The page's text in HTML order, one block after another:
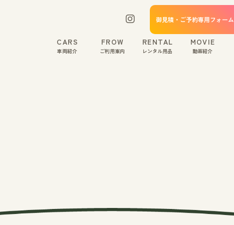
御見積・ご予約専用フォーム
CARS
車両紹介
FROW
ご利用案内
RENTAL
レンタル用品
MOVIE
動画紹介